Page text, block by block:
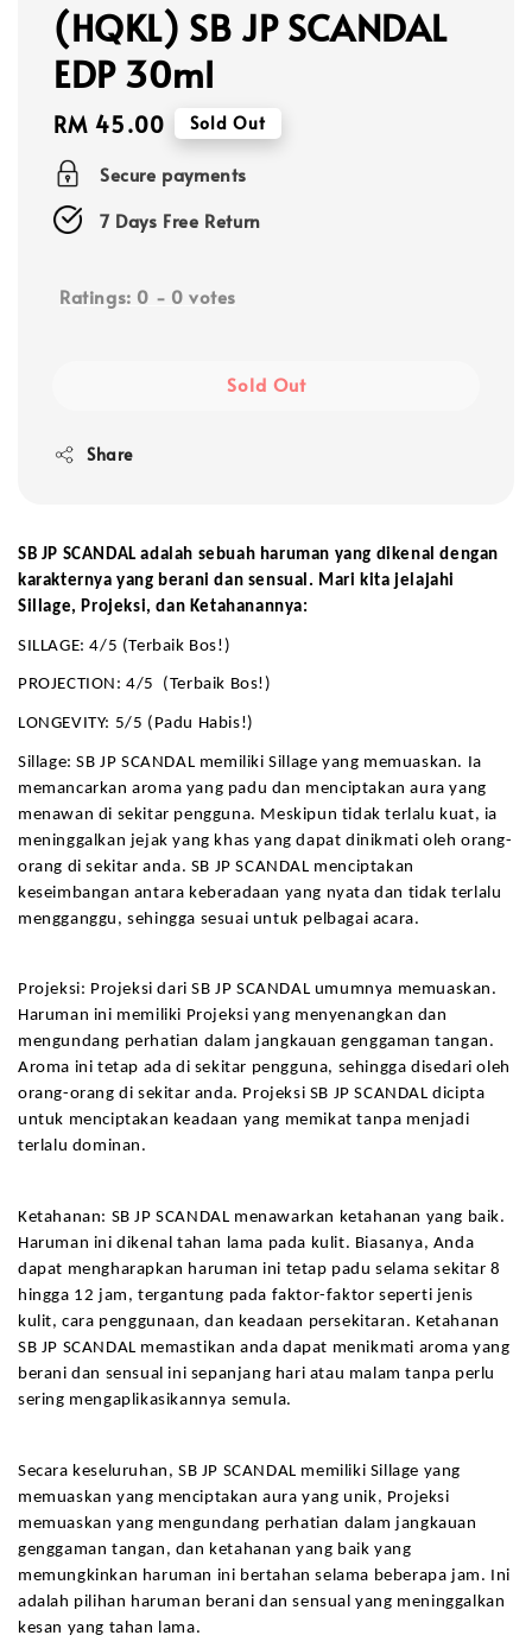
(HQKL) SB JP SCANDAL
EDP 30ml
Regular
price
RM 45.00 Sold Out
Secure payments
7 Days Free Return
Ratings: 0 - 0 votes
Sold Out
Share
SB JP SCANDAL adalah sebuah haruman yang dikenal dengan
karakternya yang berani dan sensual. Mari kita jelajahi
Sillage, Projeksi, dan Ketahanannya:
SILLAGE: 4/5 (Terbaik Bos!)
PROJECTION: 4/5  (Terbaik Bos!)
LONGEVITY: 5/5 (Padu Habis!)
Sillage: SB JP SCANDAL memiliki Sillage yang memuaskan. Ia
memancarkan aroma yang padu dan menciptakan aura yang
menawan di sekitar pengguna. Meskipun tidak terlalu kuat, ia
meninggalkan jejak yang khas yang dapat dinikmati oleh orang-
orang di sekitar anda. SB JP SCANDAL menciptakan
keseimbangan antara keberadaan yang nyata dan tidak terlalu
mengganggu, sehingga sesuai untuk pelbagai acara.
Projeksi: Projeksi dari SB JP SCANDAL umumnya memuaskan.
Haruman ini memiliki Projeksi yang menyenangkan dan
mengundang perhatian dalam jangkauan genggaman tangan.
Aroma ini tetap ada di sekitar pengguna, sehingga disedari oleh
orang-orang di sekitar anda. Projeksi SB JP SCANDAL dicipta
untuk menciptakan keadaan yang memikat tanpa menjadi
terlalu dominan.
Ketahanan: SB JP SCANDAL menawarkan ketahanan yang baik.
Haruman ini dikenal tahan lama pada kulit. Biasanya, Anda
dapat mengharapkan haruman ini tetap padu selama sekitar 8
hingga 12 jam, tergantung pada faktor-faktor seperti jenis
kulit, cara penggunaan, dan keadaan persekitaran. Ketahanan
SB JP SCANDAL memastikan anda dapat menikmati aroma yang
berani dan sensual ini sepanjang hari atau malam tanpa perlu
sering mengaplikasikannya semula.
Secara keseluruhan, SB JP SCANDAL memiliki Sillage yang
memuaskan yang menciptakan aura yang unik, Projeksi
memuaskan yang mengundang perhatian dalam jangkauan
genggaman tangan, dan ketahanan yang baik yang
memungkinkan haruman ini bertahan selama beberapa jam. Ini
adalah pilihan haruman berani dan sensual yang meninggalkan
kesan yang tahan lama.